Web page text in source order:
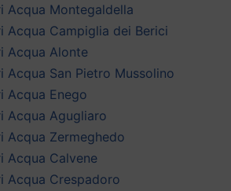
Acqua Montegaldella
Acqua Campiglia dei Berici
Acqua Alonte
Acqua San Pietro Mussolino
Acqua Enego
Acqua Agugliaro
Acqua Zermeghedo
Acqua Calvene
Acqua Crespadoro